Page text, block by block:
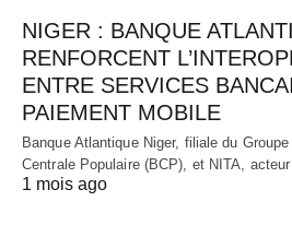
NIGER : BANQUE
RENFORCENT
ENTRE SERVICES
PAIEMENT MOBILE
Banque Atlantique Niger, filiale du
Centrale Populaire (BCP), et NITA,
1 mois ago